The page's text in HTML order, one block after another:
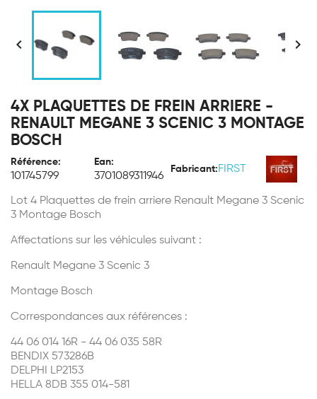
 
4X PLAQUETTES DE FREIN ARRIERE -
RENAULT MEGANE 3 SCENIC 3 MONTAGE
BOSCH
Référence:
101745799
Ean:
3701089311946
Fabricant: FIRST
Lot 4 Plaquettes de frein arriere Renault Megane 3 Scenic
3 Montage Bosch
Affectations sur les véhicules suivant :
Renault Megane 3 Scenic 3
Montage Bosch
Correspondances aux références :
44 06 014 16R - 44 06 035 58R
BENDIX 573286B
DELPHI LP2153
HELLA 8DB 355 014-581